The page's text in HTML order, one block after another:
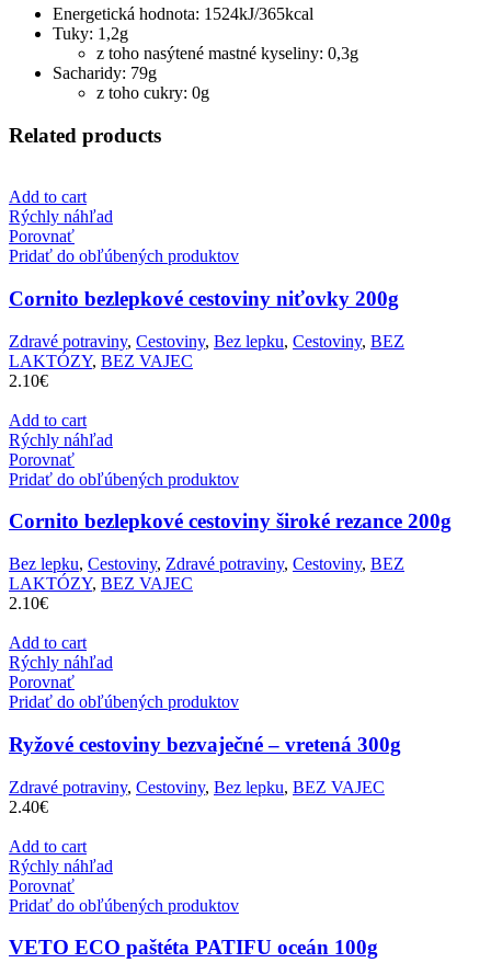
Energetická hodnota: 1524kJ/365kcal
Tuky: 1,2g
z toho nasýtené mastné kyseliny: 0,3g
Sacharidy: 79g
z toho cukry: 0g
Related products
Add to cart
Rýchly náhľad
Porovnať
Pridať do obľúbených produktov
Cornito bezlepkové cestoviny niťovky 200g
Zdravé potraviny, Cestoviny, Bez lepku, Cestoviny, BEZ
LAKTÓZY, BEZ VAJEC
2.10€
Add to cart
Rýchly náhľad
Porovnať
Pridať do obľúbených produktov
Cornito bezlepkové cestoviny široké rezance 200g
Bez lepku, Cestoviny, Zdravé potraviny, Cestoviny, BEZ
LAKTÓZY, BEZ VAJEC
2.10€
Add to cart
Rýchly náhľad
Porovnať
Pridať do obľúbených produktov
Ryžové cestoviny bezvaječné – vretená 300g
Zdravé potraviny, Cestoviny, Bez lepku, BEZ VAJEC
2.40€
Add to cart
Rýchly náhľad
Porovnať
Pridať do obľúbených produktov
VETO ECO paštéta PATIFU oceán 100g